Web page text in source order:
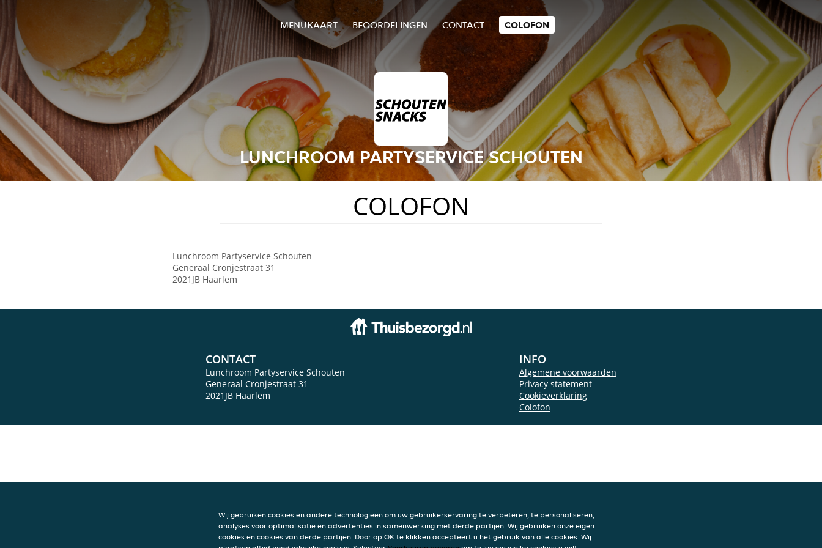
MENUKAART BEOORDELINGEN CONTACT COLOFON
LUNCHROOM PARTYSERVICE SCHOUTEN
COLOFON
Lunchroom Partyservice Schouten
Generaal Cronjestraat 31
2021JB Haarlem
CONTACT
Lunchroom Partyservice Schouten
Generaal Cronjestraat 31
2021JB Haarlem
INFO
Algemene voorwaarden
Privacy statement
Cookieverklaring
Colofon
Wij gebruiken cookies en andere technologieën om uw gebruikerservaring te verbeteren, te personaliseren,
analyses voor optimalisatie en advertenties in samenwerking met derde partijen. Wij gebruiken onze eigen
cookies en cookies van derde partijen. Door op OK te klikken accepteert u het gebruik van alle cookies. Wij